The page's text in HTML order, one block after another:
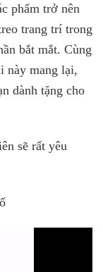
phẩm trở nên
trang trí trong
bắt mắt. Cùng
này mang lại,
dành tặng cho
sẽ rất yêu